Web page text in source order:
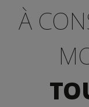
OFFRES
À